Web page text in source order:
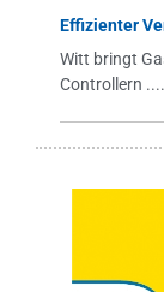
Effizienter
Witt bringt
Controllern